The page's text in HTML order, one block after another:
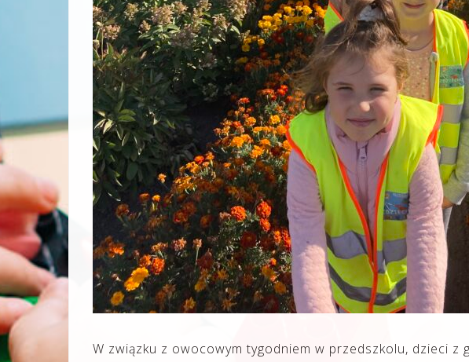
W związku z owocowym tygodniem w przedszkolu, dzieci z